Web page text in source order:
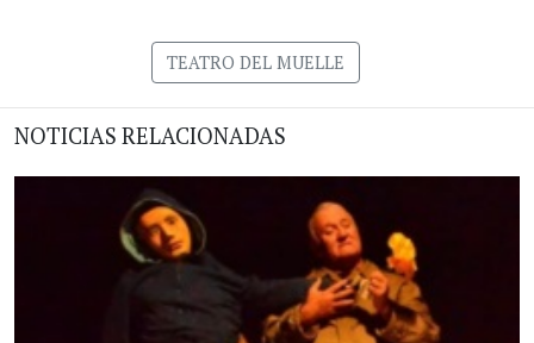
TEATRO DEL MUELLE
NOTICIAS RELACIONADAS